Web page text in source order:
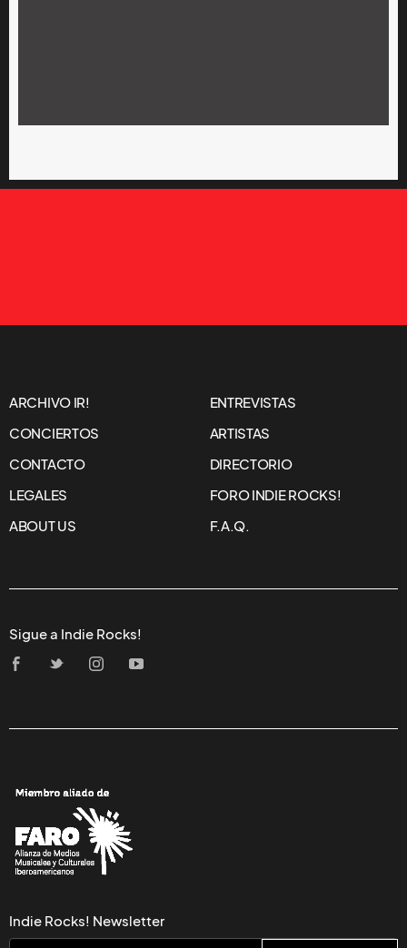
ARCHIVO IR!
ENTREVISTAS
CONCIERTOS
ARTISTAS
CONTACTO
DIRECTORIO
LEGALES
FORO INDIE ROCKS!
ABOUT US
F.A.Q.
Sigue a Indie Rocks!
Indie Rocks! Newsletter